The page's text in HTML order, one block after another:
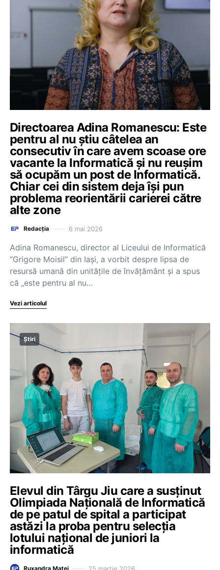
Directoarea Adina Romanescu: Este
pentru al nu știu câtelea an
consecutiv în care avem scoase ore
vacante la Informatică și nu reușim
să ocupăm un post de Informatică.
Chiar cei din sistem deja își pun
problema reorientării carierei către
alte zone
Redacția 6 mai 2026
Adina Romanescu, director al Liceului de Informatică
”Grigore Moisil” din Iași, a vorbit despre lipsa de
resursă umană din unitățile de învățământ și a spus
că „este pentru al nu…
Vezi articolul
Știri
Elevul din Târgu Jiu care a susținut
Olimpiada Națională de Informatică
de pe patul de spital a participat
astăzi la proba pentru selecția
lotului național de juniori la
informatică
Ruxandra Matei 25 martie 2026